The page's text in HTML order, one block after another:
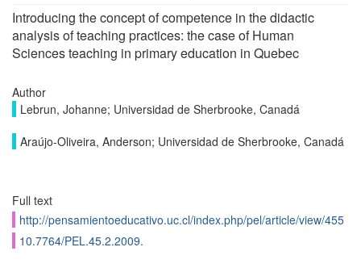
Introducing the concept of competence in the didactic
analysis of teaching practices: the case of Human
Sciences teaching in primary education in Quebec
Author
Lebrun, Johanne; Universidad de Sherbrooke, Canadá
Araújo-Oliveira, Anderson; Universidad de Sherbrooke, Canadá
Full text
http://pensamientoeducativo.uc.cl/index.php/pel/article/view/455
10.7764/PEL.45.2.2009.